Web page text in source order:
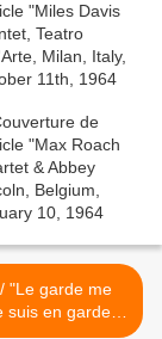
"Le garde me
en garde à
vue !" (#MinistèreAMER) >